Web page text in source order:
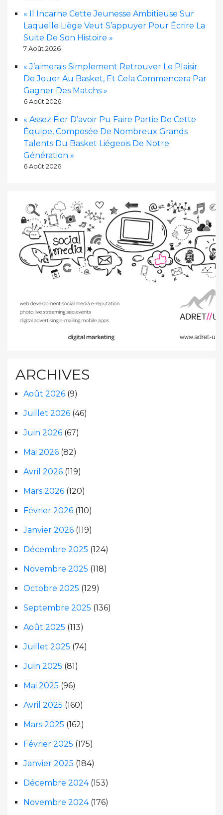
« Il Incarne Cette Jeunesse Ambitieuse Sur
Laquelle Liège Veut S’appuyer Pour Écrire La
Suite De Son Histoire »
7 Août 2026
« J’aimerais Simplement Retrouver Le Plaisir
De Jouer Au Basket, Et Cela Commencera Par
Gagner Des Matchs »
6 Août 2026
« Assez Fier D’avoir Pu Faire Partie De Cette
Équipe, Composée De Nombreux Grands
Talents Du Basket Liégeois De Notre
Génération »
6 Août 2026
ARCHIVES
Août 2026 (9)
Juillet 2026 (46)
Juin 2026 (67)
Mai 2026 (82)
Avril 2026 (119)
Mars 2026 (120)
Février 2026 (110)
Janvier 2026 (119)
Décembre 2025 (124)
Novembre 2025 (118)
Octobre 2025 (129)
Septembre 2025 (136)
Août 2025 (113)
Juillet 2025 (74)
Juin 2025 (81)
Mai 2025 (96)
Avril 2025 (160)
Mars 2025 (162)
Février 2025 (175)
Janvier 2025 (184)
Décembre 2024(153)
Novembre 2024(176)